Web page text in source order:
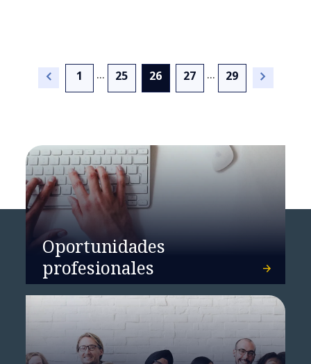
NTT DATA realiza por
primera vez en Chile su
conferencia global de
líderes
1 ... 25 26(current)
27 ... 29
Oportunidades
profesionales